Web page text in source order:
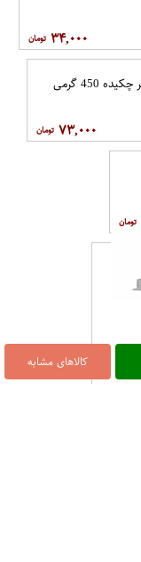
کالاهای مشابه
۳۴,۰۰۰
ماست وموسیر چکیده 450 گرمی
۷۳,۰۰۰